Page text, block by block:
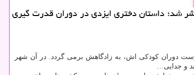
را از آن خود كرد، به فارسی ترجمه و منتشر شد؛ داستان دختری ایزدی در دوران قدرت گیری
دوست دوران كودكی اش، به زادگاهش برمی گردد. در آن شهر
و جدایی…